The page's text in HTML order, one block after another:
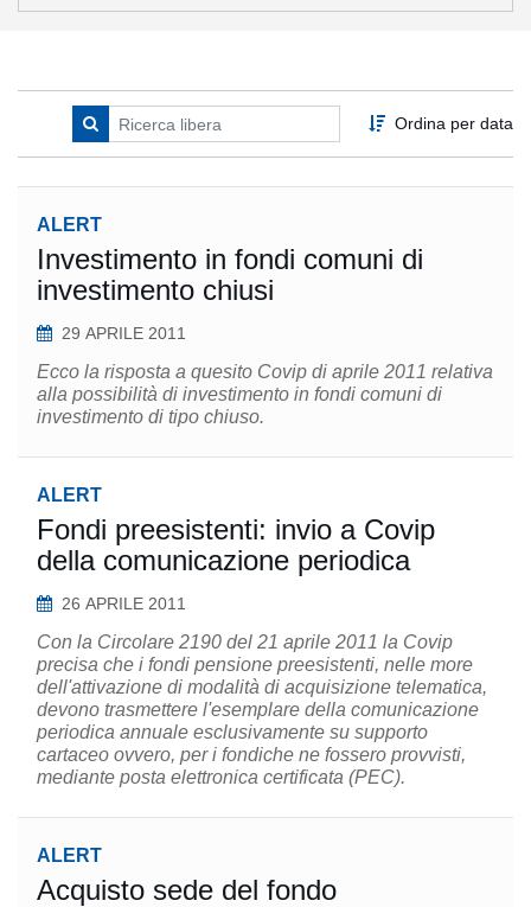
Ordina per data
ALERT
Investimento in fondi comuni di
investimento chiusi
29 APRILE 2011
Ecco la risposta a quesito Covip di aprile 2011 relativa
alla possibilità di investimento in fondi comuni di
investimento di tipo chiuso.
ALERT
Fondi preesistenti: invio a Covip
della comunicazione periodica
26 APRILE 2011
Con la Circolare 2190 del 21 aprile 2011 la Covip
precisa che i fondi pensione preesistenti, nelle more
dell'attivazione di modalità di acquisizione telematica,
devono trasmettere l'esemplare della comunicazione
periodica annuale esclusivamente su supporto
cartaceo ovvero, per i fondiche ne fossero provvisti,
mediante posta elettronica certificata (PEC).
ALERT
Acquisto sede del fondo